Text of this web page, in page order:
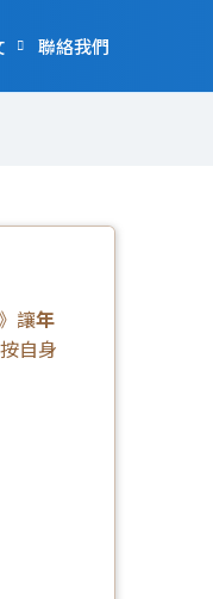
聯絡我們
讓年
自身